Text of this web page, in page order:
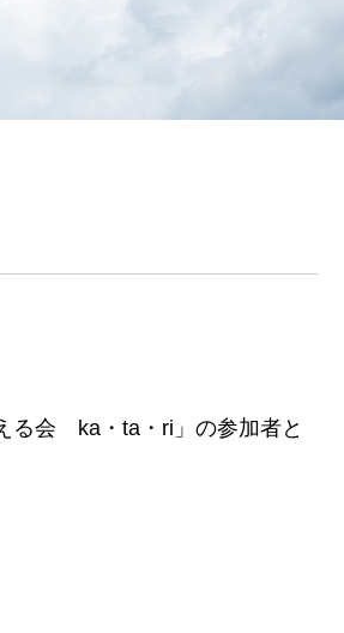
る会 ka・ta・ri」の参加者と